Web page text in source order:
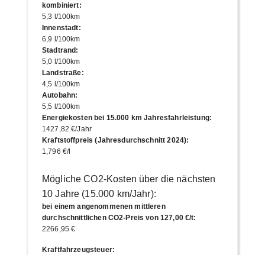
kombiniert:
5,3 l/100km
Innenstadt:
6,9 l/100km
Stadtrand:
5,0 l/100km
Landstraße:
4,5 l/100km
Autobahn:
5,5 l/100km
Energiekosten bei 15.000 km Jahresfahrleistung:
1427,82 €/Jahr
Kraftstoffpreis (Jahresdurchschnitt 2024):
1,796 €/l
Mögliche CO2-Kosten über die nächsten
10 Jahre (15.000 km/Jahr):
bei einem angenommenen mittleren
durchschnittlichen CO2-Preis von 127,00 €/t:
2266,95 €
Kraftfahrzeugsteuer: